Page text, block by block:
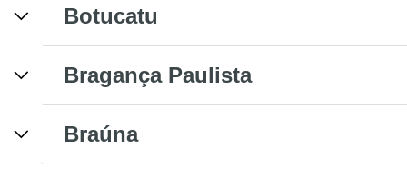
Botucatu
Bragança Paulista
Braúna